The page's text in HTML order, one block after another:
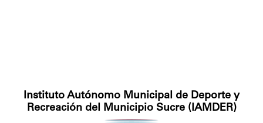
Instituto Autónomo Municipal de Deporte y
Recreación del Municipio Sucre (IAMDER)